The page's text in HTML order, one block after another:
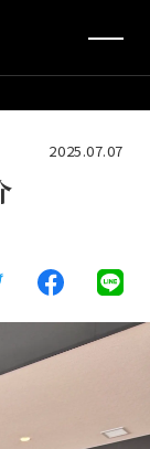
2025.07.07